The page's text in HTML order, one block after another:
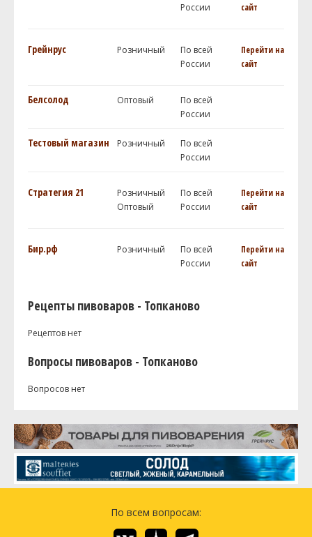
России
сайт
Грейнрус Розничный
По всей
России
Перейти на
сайт
Белсолод Оптовый
По всей
России
Тестовый магазин Розничный
По всей
России
Стратегия 21
Розничный
Оптовый
По всей
России
Перейти на
сайт
Бир.рф Розничный
По всей
России
Перейти на
сайт
Рецепты пивоваров - Топканово
Рецептов нет
Вопросы пивоваров - Топканово
Вопросов нет
По всем вопросам: